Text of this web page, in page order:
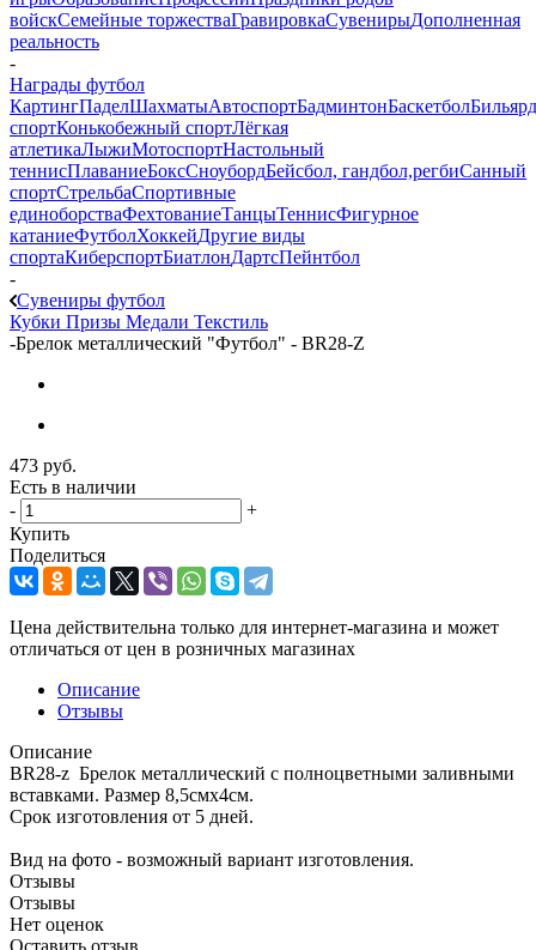
войскСемейные торжестваГравировкаСувенирыДополненная
реальность
-
Награды футбол
КартингПаделШахматыАвтоспортБадминтонБаскетболБильярд
спортКонькобежный спортЛёгкая
атлетикаЛыжиМотоспортНастольный
теннисПлаваниеБоксСноубордБейсбол, гандбол,регбиСанный
спортСтрельбаСпортивные
единоборстваФехтованиеТанцыТеннисФигурное
катаниеФутболХоккейДругие виды
спортаКиберспортБиатлонДартсПейнтбол
-
Сувениры футбол
Кубки Призы Медали Текстиль
-Брелок металлический "Футбол" - BR28-Z
473 руб.
Есть в наличии
-
+
Купить
Поделиться
Цена действительна только для интернет-магазина и может
отличаться от цен в розничных магазинах
Описание
Отзывы
Описание
BR28-z Брелок металлический с полноцветными заливными
вставками. Размер 8,5смх4см.
Срок изготовления от 5 дней.
Вид на фото - возможный вариант изготовления.
Отзывы
Отзывы
Нет оценок
Оставить отзыв